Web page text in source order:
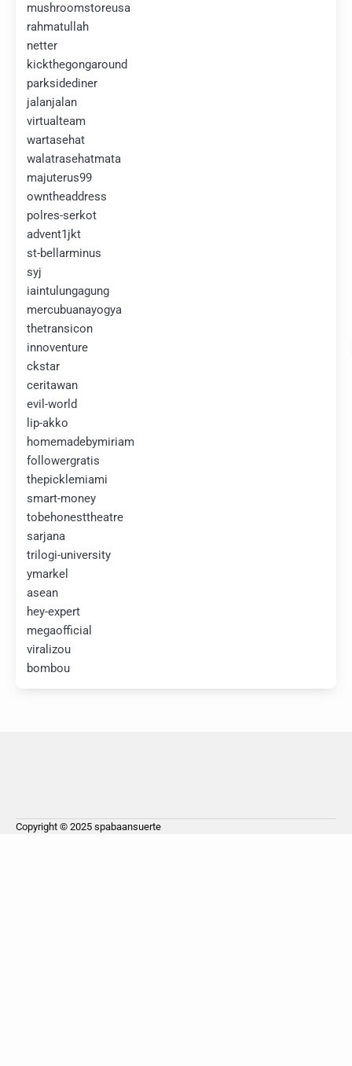
mushroomstoreusa
rahmatullah
netter
kickthegongaround
parksidediner
jalanjalan
virtualteam
wartasehat
walatrasehatmata
majuterus99
owntheaddress
polres-serkot
advent1jkt
st-bellarminus
syj
iaintulungagung
mercubuanayogya
thetransicon
innoventure
ckstar
ceritawan
evil-world
lip-akko
homemadebymiriam
followergratis
thepicklemiami
smart-money
tobehonesttheatre
sarjana
trilogi-university
ymarkel
asean
hey-expert
megaofficial
viralizou
bombou
Copyright © 2025 spabaansuerte